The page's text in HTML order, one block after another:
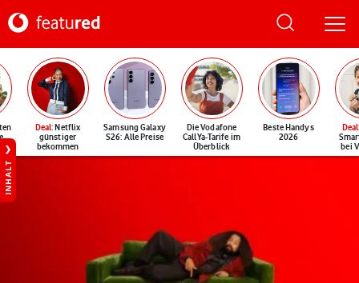
Deal: Netflix
günstiger
bekommen
Samsung Galaxy
S26: Alle Preise
Die Vodafone
CallYa-Tarife im
Überblick
Beste Handys
2026
Deal
bei
INHALT